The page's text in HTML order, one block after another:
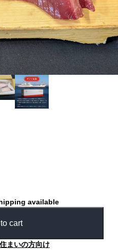
available
cart
まいの方向け